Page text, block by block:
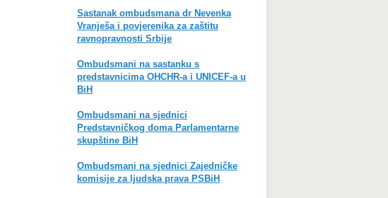
Sastanak ombudsmana dr Nevenka
Vranješa i povjerenika za zaštitu
ravnopravnosti Srbije
Ombudsmani na sastanku s
predstavnicima OHCHR-a i UNICEF-a u
BiH
Ombudsmani na sjednici
Predstavničkog doma Parlamentarne
skupštine BiH
Ombudsmani na sjednici Zajedničke
komisije za ljudska prava PSBiH